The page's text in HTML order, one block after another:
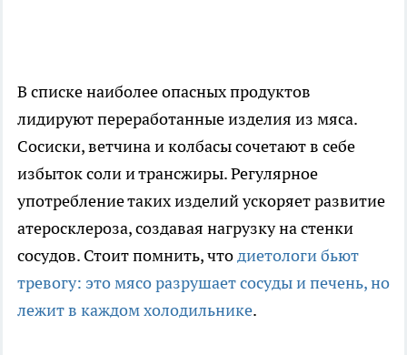
В списке наиболее опасных продуктов
лидируют переработанные изделия из мяса.
Сосиски, ветчина и колбасы сочетают в себе
избыток соли и трансжиры. Регулярное
употребление таких изделий ускоряет развитие
атеросклероза, создавая нагрузку на стенки
сосудов. Стоит помнить, чтодиетологи бьют
тревогу: это мясо разрушает сосуды и печень, но
лежит в каждом холодильнике.